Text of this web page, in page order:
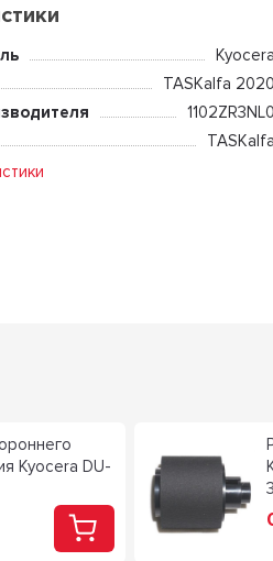
Kyocera
TASKalfa 2020
1102ZR3NL0
TASKalfa
Kyocera DU-